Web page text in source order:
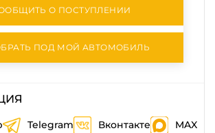
О ПОСТУПЛЕНИИ
ПОД МОЙ АВТОМОБИЛЬ
Telegram Вконтакте MAX